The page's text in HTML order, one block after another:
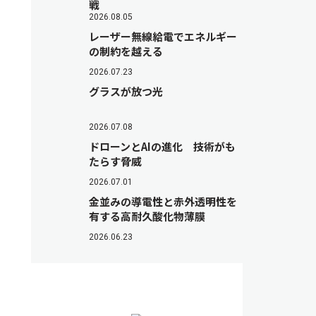
戦
2026.08.05
レーザー無線給電でエネルギー
の制約を越える
2026.07.23
グラスが放つ光
2026.07.08
ドローンとAIの進化 技術がも
たらす脅威
2026.07.01
金並みの導電性と赤外透明性を
有する高耐久酸化物薄膜
2026.06.23